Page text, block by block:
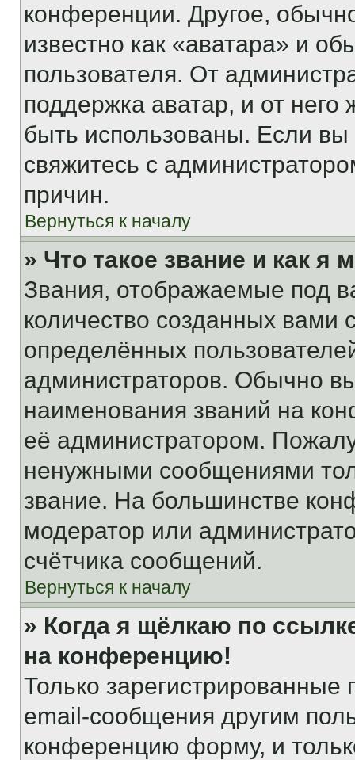
конференции. Другое,
известно как «аватара» и
пользователя. От
поддержка аватар, и от него
быть использованы. Если
свяжитесь с
причин.
Вернуться к началу
» Что такое звание и как я
Звания, отображаемые под
количество созданных
определённых
администраторов. Обычно
наименования званий на
её администратором.
ненужными сообщениями
звание. На большинстве
модератор или
счётчика сообщений.
Вернуться к началу
» Когда я щёлкаю по
на конференцию!
Только зарегистрированные
email-сообщения другим
конференцию форму, и